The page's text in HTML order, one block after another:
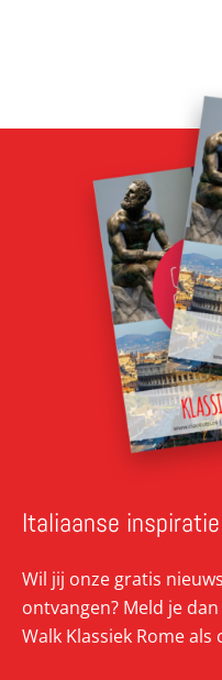
Italiaanse
Wil jij onze gratis
ontvangen? Meld je
Walk Klassiek Rome als